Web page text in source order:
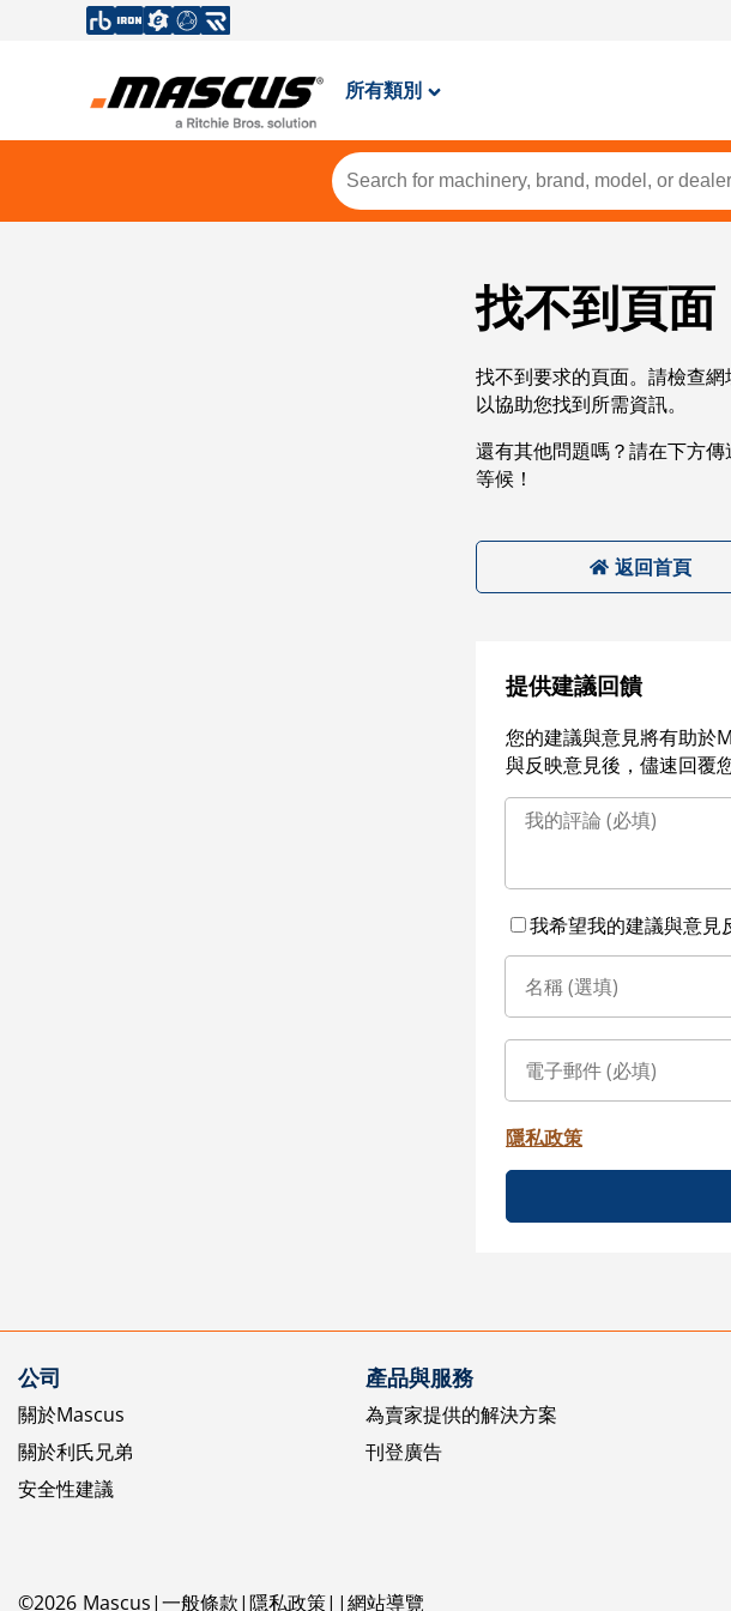
所有類別
找不到頁面
找不到要求的頁面。請檢查
以協助您找到所需資訊。
還有其他問題嗎？請在下方
等候！
返回首頁
提供建議回饋
您的建議與意見將有助於
與反映意見後，儘速回覆您
我希望我的建議與意見
隱私政策
公司
關於Mascus
關於利氏兄弟
安全性建議
產品與服務
為賣家提供的解決方案
刊登廣告
©2026 Mascus 一般條款 隱私政策 網站導覽